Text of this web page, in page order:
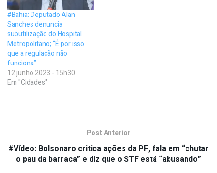
#Bahia: Deputado Alan
Sanches denuncia
subutilização do Hospital
Metropolitano; “É por isso
que a regulação não
funciona”
12 junho 2023 - 15h30
Em "Cidades"
Post Anterior
#Vídeo: Bolsonaro critica ações da PF, fala em “chutar
o pau da barraca” e diz que o STF está “abusando”